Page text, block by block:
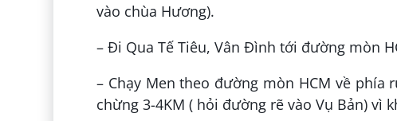
vào chùa Hương).
– Đi Qua Tế Tiêu, Vân Đình tới đường mòn
– Chạy Men theo đường mòn HCM về phía
chừng 3-4KM ( hỏi đường rẽ vào Vụ Bản) vì